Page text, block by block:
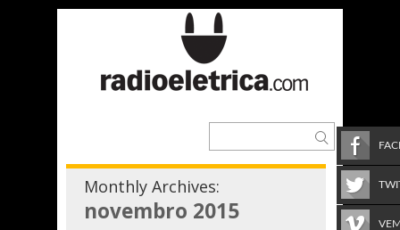
Monthly Archives:
novembro 2015